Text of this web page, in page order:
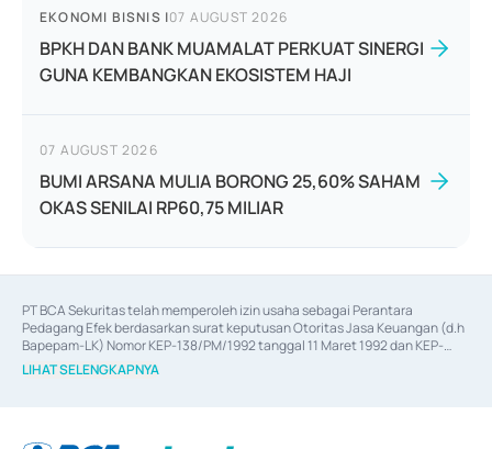
EKONOMI BISNIS |07 AUGUST 2026
BPKH DAN BANK MUAMALAT PERKUAT SINERGI
GUNA KEMBANGKAN EKOSISTEM HAJI
07 AUGUST 2026
BUMI ARSANA MULIA BORONG 25,60% SAHAM
OKAS SENILAI RP60,75 MILIAR
PT BCA Sekuritas telah memperoleh izin usaha sebagai Perantara
Pedagang Efek berdasarkan surat keputusan Otoritas Jasa Keuangan (d.h
Bapepam-LK) Nomor KEP-138/PM/1992 tanggal 11 Maret 1992 dan KEP-
06/D.04/2014 tanggal 28 Februari 2014, izin usaha sebagai Penjamin Emisi
Efek berdasarkan surat keputusan Otoritas Jasa Keuangan Nomor KEP-
LIHAT SELENGKAPNYA